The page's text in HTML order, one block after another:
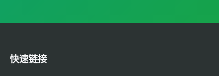
快速链接